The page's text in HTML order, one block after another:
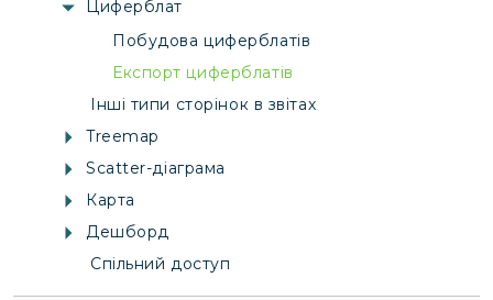
Циферблат
Побудова циферблатів
Експорт циферблатів
Інші типи сторінок в звітах
Treemap
Scatter-діаграма
Карта
Дешборд
Спільний доступ